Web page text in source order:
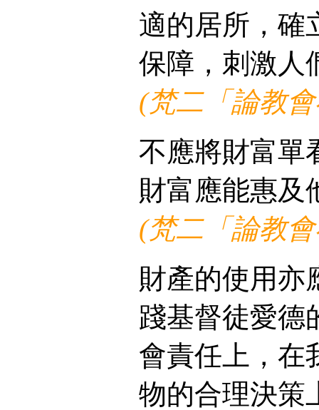
適的居所，確
保障，刺激人
(梵二「論教
不應將財富單
財富應能惠及
(梵二「論教
財產的使用亦
踐基督徒愛德
會責任上，在
物的合理決策